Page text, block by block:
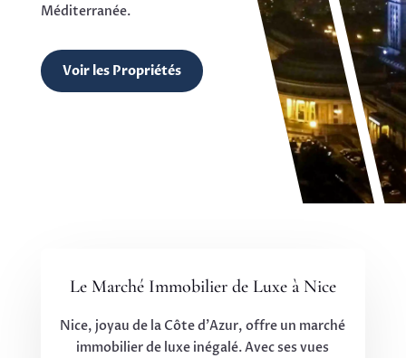
Méditerranée.
Voir les Propriétés
Le Marché Immobilier de Luxe à Nice
Nice, joyau de la Côte d’Azur, offre un marché
immobilier de luxe inégalé. Avec ses vues